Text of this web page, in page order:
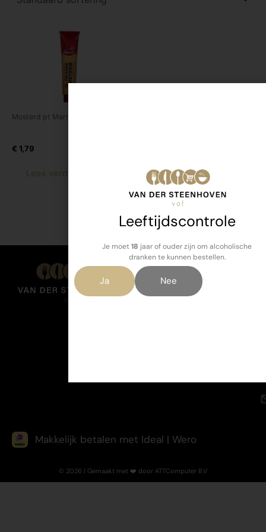
Mosterd pt Marne
€ 1,79
Lees verder
Makkelijk betalen met Ideal | Wero
© 2026 | Gemaakt met ❤️ door ATTComputer B.V
Leeftijdscontrole
Je moet18 jaar of ouder zijn om alcoholische
dranken te kunnen bestellen.
Ja Nee